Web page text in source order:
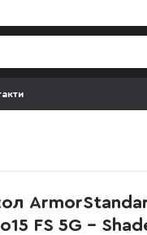
FS 5G -